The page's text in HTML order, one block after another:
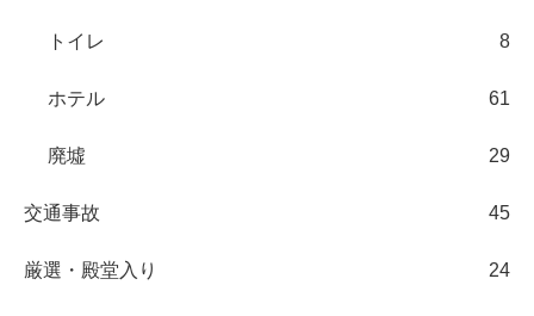
トイレ 8
ホテル 61
廃墟 29
交通事故 45
厳選・殿堂入り 24